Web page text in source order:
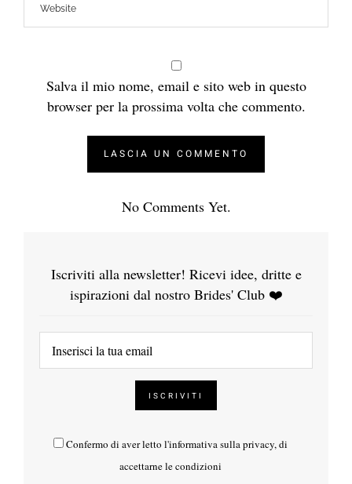
Salva il mio nome, email e sito web in questo
browser per la prossima volta che commento.
No Comments Yet.
Iscriviti alla newsletter! Ricevi idee, dritte e
ispirazioni dal nostro Brides' Club ❤️
Confermo di aver letto l'informativa sulla privacy, di
accettarne le condizioni